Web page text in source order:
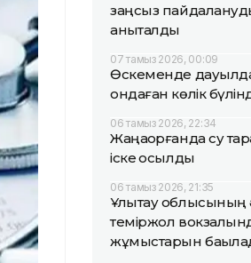
заңсыз
анықталды
07 тамыз 2026, 00:09
Өскеменде
ондаған көлік
06 тамыз 2026, 22:34
Жаңақорғанда су
іске қосылды
06 тамыз 2026, 21:35
Ұлытау облысының
теміржол
жұмыстарын